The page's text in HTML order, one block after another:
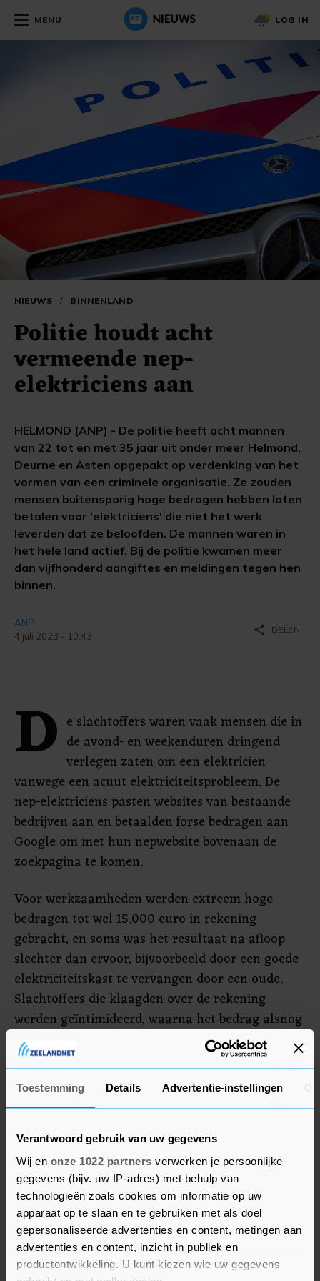
Toestemming Details Advertentie-instellingen
Verantwoord gebruik van uw gegevens
Wij en onze 1022 partners verwerken je persoonlijke
gegevens (bijv. uw IP-adres) met behulp van
technologieën zoals cookies om informatie op uw
apparaat op te slaan en te gebruiken met als doel
gepersonaliseerde advertenties en content, metingen aan
advertenties en content, inzicht in publiek en
productontwikkeling. U kunt kiezen wie uw gegevens
MENU LOG IN
NIEUWS / BINNENLAND
Politie houdt acht
vermeende nep-
elektriciens aan
HELMOND (ANP) - De politie heeft acht mannen
van 22 tot en met 35 jaar uit onder meer Helmond,
Deurne en Asten opgepakt op verdenking van het
vormen van een criminele organisatie. Ze zouden
mensen buitensporig hoge bedragen hebben laten
betalen voor 'elektriciens' die niet het werk
leverden dat ze beloofden. De mannen waren in
het hele land actief. Bij de politie kwamen meer
dan vijfhonderd aangiftes en meldingen tegen hen
binnen.
ANP
4 juli 2023 - 10:43
share DELEN
D e slachtoffers waren vaak mensen die in
de avond- en weekenduren dringend
verlegen zaten om een elektricien
vanwege een acuut elektriciteitsprobleem. De
nep-elektriciens pasten websites van bestaande
bedrijven aan en betaalden forse bedragen aan
Google om met hun nepwebsite bovenaan de
zoekpagina te komen.
Voor werkzaamheden werden extreem hoge
bedragen tot wel 15.000 euro in rekening
gebracht, en soms was het resultaat na afloop
slechter dan ervoor, bijvoorbeeld door een goede
elektriciteitskast te vervangen door een oude.
Slachtoffers die klaagden over de rekening
werden geïntimideerd, waarna het bedrag alsnog
betaald werd.
De politie adviseert mensen om vooraf een prijs
af te spreken. Mensen die te maken krijgen met
intimidatie door een "vakman" wordt geadviseerd
direct 112 te bellen.